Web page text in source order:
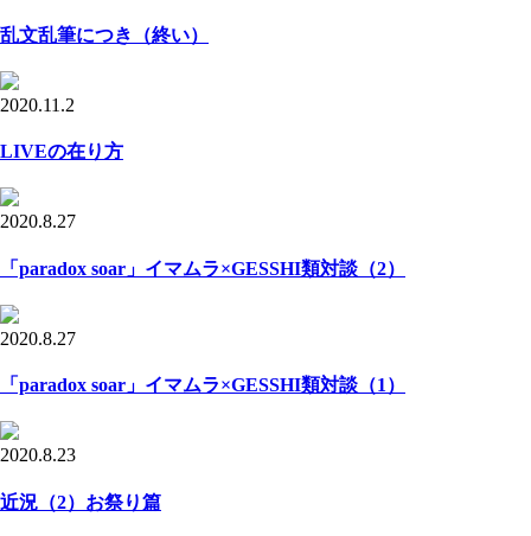
乱文乱筆につき（終い）
2020.11.2
LIVEの在り方
2020.8.27
「paradox soar」イマムラ×GESSHI類対談（2）
2020.8.27
「paradox soar」イマムラ×GESSHI類対談（1）
2020.8.23
近況（2）お祭り篇